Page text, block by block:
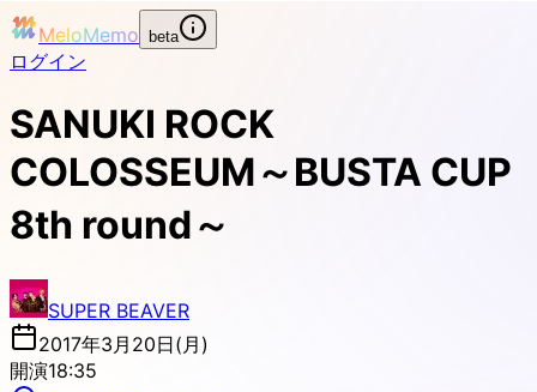
MeloMemo beta
ログイン
SANUKI ROCK
COLOSSEUM～BUSTA CUP
8th round～
SUPER BEAVER
2017年3月20日(月)
開演18:35